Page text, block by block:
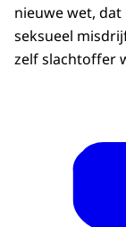
nieuwe wet,
seksueel
zelf slachtoffer